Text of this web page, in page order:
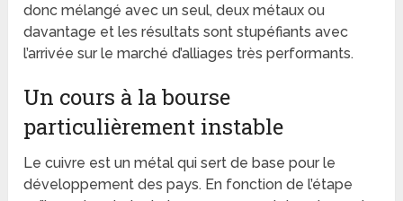
donc mélangé avec un seul, deux métaux ou
davantage et les résultats sont stupéfiants avec
l’arrivée sur le marché d’alliages très performants.
Un cours à la bourse
particulièrement instable
Le cuivre est un métal qui sert de base pour le
développement des pays. En fonction de l’étape